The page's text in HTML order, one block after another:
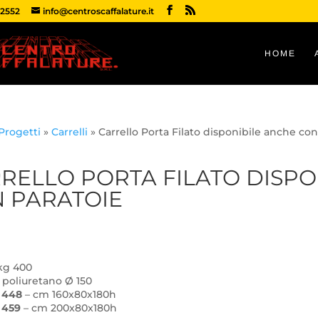
info@centroscaffalature.it
HOME
»Carrelli »Carrello Porta Filato disponibile anche
PORTA FILATO
PARATOIE
400
Ø 150
– cm 160x80x180h
459– cm 200x80x180h